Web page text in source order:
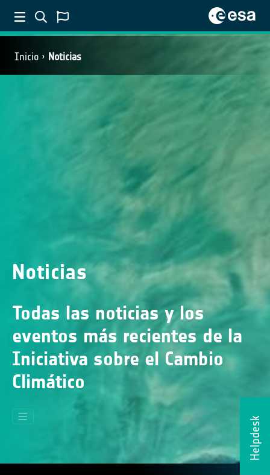
Inicio Noticias
Helpdesk
Noticias
Todas las noticias y los
eventos más recientes de la
Iniciativa sobre el Cambio
Climático